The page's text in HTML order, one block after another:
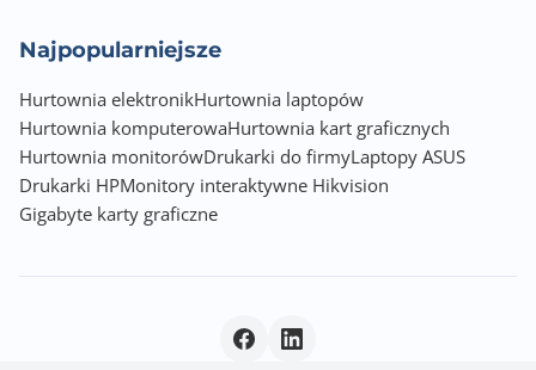
Najpopularniejsze
Hurtownia elektronikHurtownia laptopów
Hurtownia komputerowaHurtownia kart graficznych
Hurtownia monitorówDrukarki do firmyLaptopy ASUS
Drukarki HPMonitory interaktywne Hikvision
Gigabyte karty graficzne